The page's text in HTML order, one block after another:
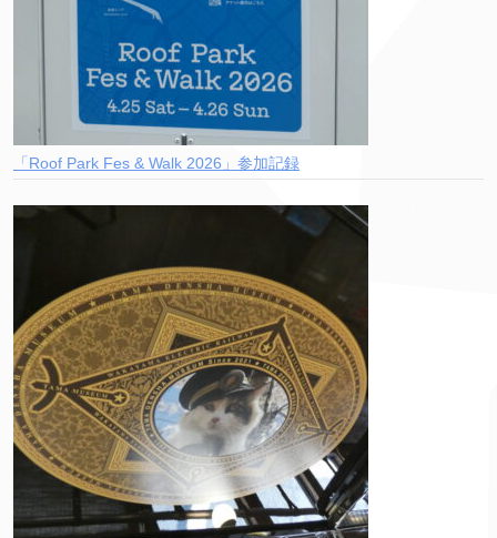
「Roof Park Fes & Walk 2026」参加記録